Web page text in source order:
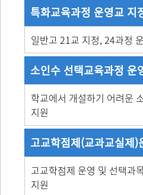
특화교육과정 운영교 지
일반고 21교 지정, 24과정
소인수 선택교육과정 운
학교에서 개설하기 어려운
지원
고교학점제(교과교실제)
고교학점제 운영 및 선택과
지원